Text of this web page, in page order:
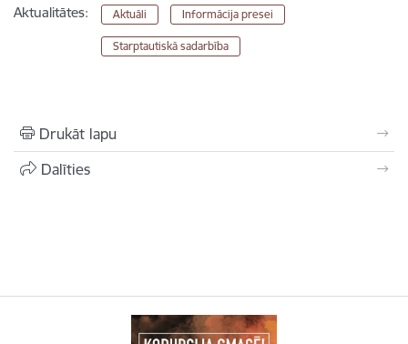
Aktualitātes: Aktuāli Informācija presei
Starptautiskā sadarbība
Drukāt lapu
Dalīties